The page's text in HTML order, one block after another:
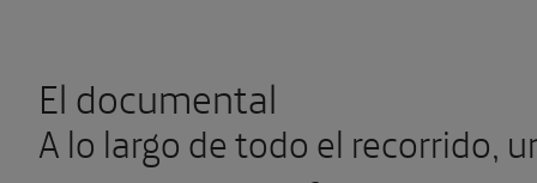
El documental
A lo largo de todo el recorrido,